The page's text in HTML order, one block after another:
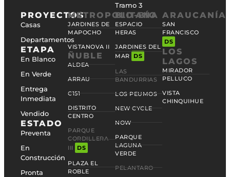
Tramo 3
PROYECTOS
Casas
Departamentos
ETAPA
En Blanco
En Verde
Entrega
Inmediata
Vendido
ESTADO
Preventa
En
Construcción
Pronta
METROPOLITANA
JARDINES DE
MAPOCHO
VISTANOVA II
ÑUBLE
ALDEA
ARRAU
C151
DISTRITO
CENTRO
PARQUE
CORDILLERA
III
DS
PLAZA EL
ROBLE
BIO-BÍO
ESPACIO
HERAS
JARDINES DEL
MAR
DS
LAS
BANDURRIAS
LOS PEUMOS
NEW CYCLE
NOW
PARQUE
LAGUNA
VERDE
PELANTARO
ARAUCANÍA
SAN
FRANCISCO
DS
LOS
LAGOS
MIRADOR
PELLUCO
VISTA
CHINQUIHUE